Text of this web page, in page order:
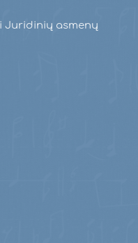
Juridinių asmenų